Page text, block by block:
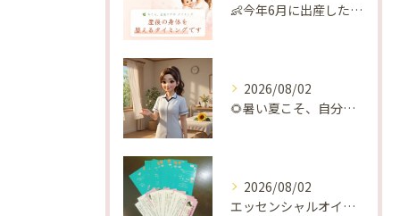
👶今年6月に出産したママへ♡
2026/08/02
🌻暑い夏こそ、自分の身体を整える時間を♡
2026/08/02
エッセンシャルオイルプレゼントご当選番号発表 2026年8月